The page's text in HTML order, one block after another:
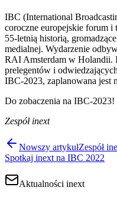
IBC (International
coroczne europejskie forum i
55-letnią historią,
medialnej. Wydarzenie
RAI Amsterdam w Holandii.
prelegentów i
IBC-2023, zaplanowana jest
Do zobaczenia na IBC-2023!
Zespół inext
Nowszy artykułZespół
Spotkaj inext na IBC 2022
Aktualności inext